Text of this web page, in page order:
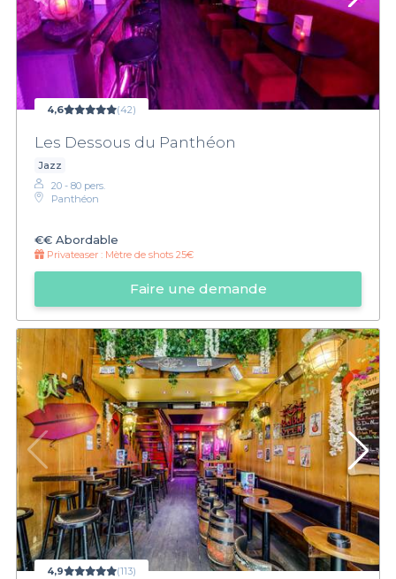
4,6 (42)
Les Dessous du Panthéon
Jazz
20 - 80 pers.
Panthéon
€€ Abordable
Privateaser : Mètre de shots 25€
Faire une demande
4,9 (113)